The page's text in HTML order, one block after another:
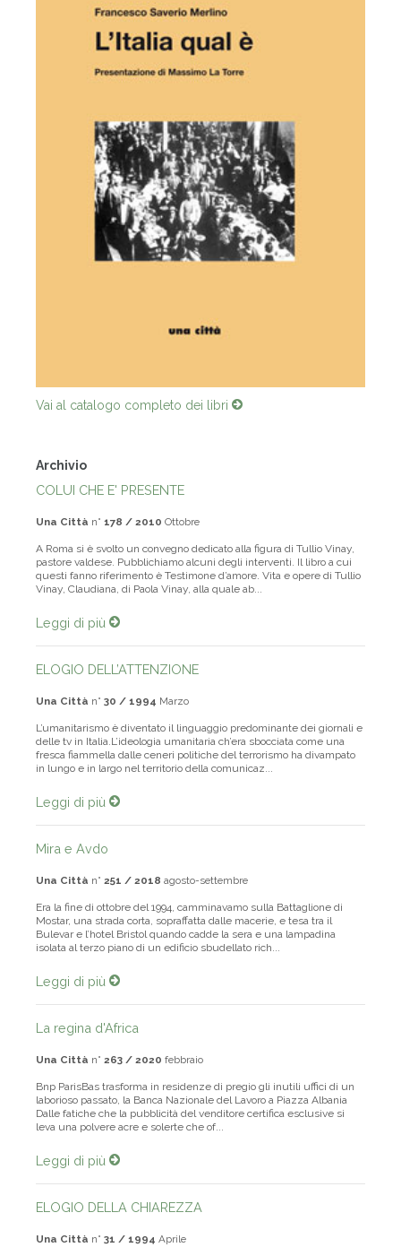
Vai al catalogo completo dei libri
Archivio
COLUI CHE E' PRESENTE
Una Città n° 178 / 2010 Ottobre
A Roma si è svolto un convegno dedicato alla figura di Tullio Vinay,
pastore valdese. Pubblichiamo alcuni degli interventi. Il libro a cui
questi fanno riferimento è Testimone d’amore. Vita e opere di Tullio
Vinay, Claudiana, di Paola Vinay, alla quale ab...
Leggi di più
ELOGIO DELL’ATTENZIONE
Una Città n° 30 / 1994 Marzo
L’umanitarismo è diventato il linguaggio predominante dei giornali e
delle tv in Italia.L’ideologia umanitaria ch’era sbocciata come una
fresca fiammella dalle ceneri politiche del terrorismo ha divampato
in lungo e in largo nel territorio della comunicaz...
Leggi di più
Mira e Avdo
Una Città n° 251 / 2018 agosto-settembre
Era la fine di ottobre del 1994, camminavamo sulla Battaglione di
Mostar, una strada corta, sopraffatta dalle macerie, e tesa tra il
Bulevar e l’hotel Bristol quando cadde la sera e una lampadina
isolata al terzo piano di un edificio sbudellato rich...
Leggi di più
La regina d'Africa
Una Città n° 263 / 2020 febbraio
Bnp ParisBas trasforma in residenze di pregio gli inutili uffici di un
laborioso passato, la Banca Nazionale del Lavoro a Piazza Albania
Dalle fatiche che la pubblicità del venditore certifica esclusive si
leva una polvere acre e solerte che of...
Leggi di più
ELOGIO DELLA CHIAREZZA
Una Città n° 31 / 1994 Aprile